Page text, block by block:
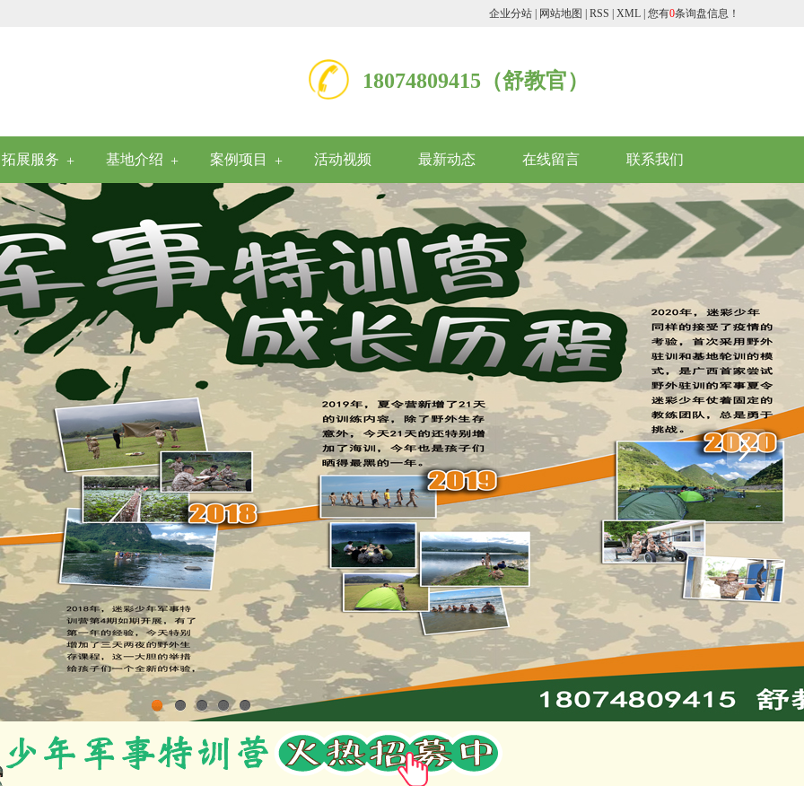
企业分站 网站地图 RSS XML 您有0条询盘信息！
18074809415（舒教官）
拓展服务 基地介绍 案例项目 活动视频 最新动态 在线留言 联系我们
1 3 4